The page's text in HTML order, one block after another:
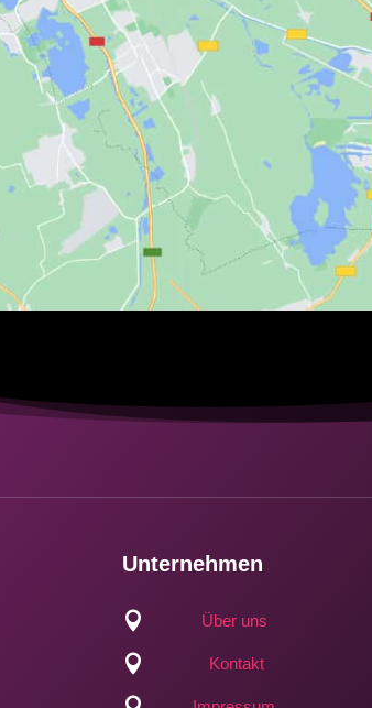
Unternehmen
 Über uns
 Kontakt